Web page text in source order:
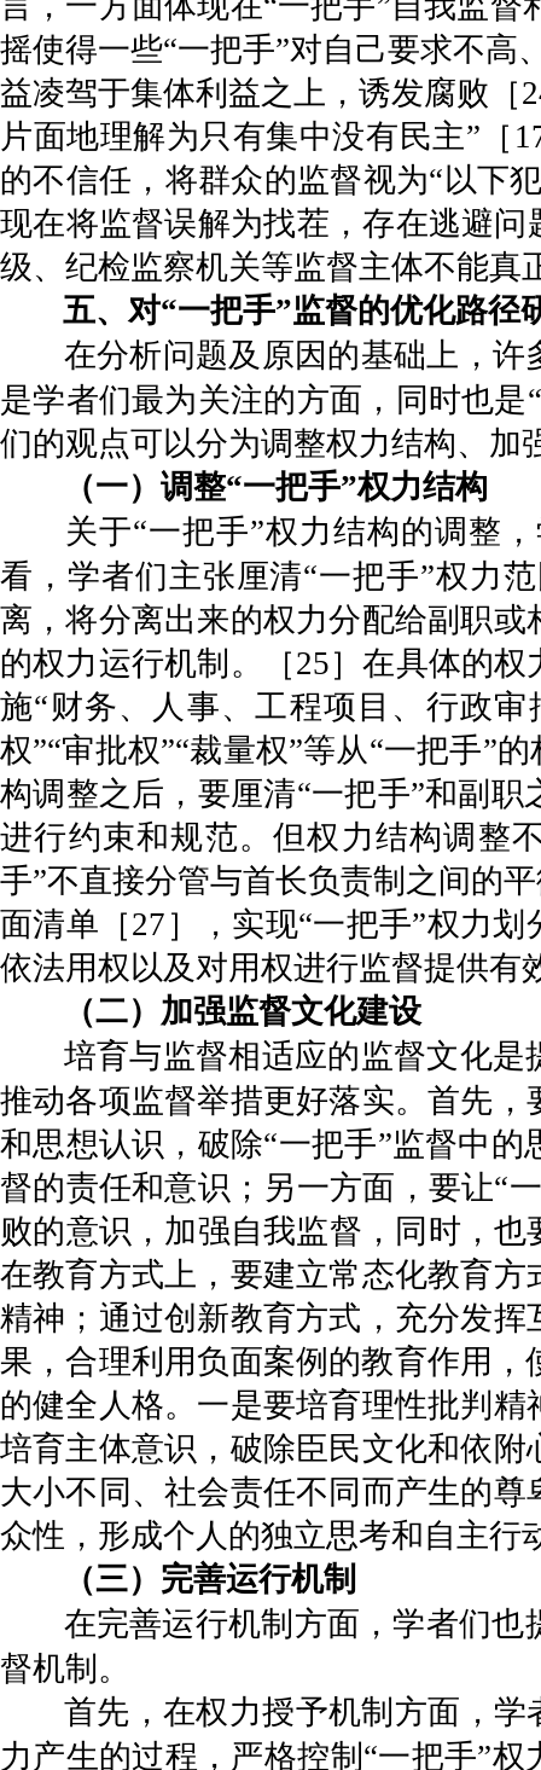
摇使得一些“一把手”对自己要求不
益凌驾于集体利益之上，诱发腐败［
片面地理解为只有集中没有民主”［
的不信任，将群众的监督视为“以下
现在将监督误解为找茬，存在逃避
级、纪检监察机关等监督主体不能真
五、对“一把手”监督的优化路径
在分析问题及原因的基础上，
是学者们最为关注的方面，同时也
们的观点可以分为调整权力结构、加
（一）调整“一把手”权力结构
关于“一把手”权力结构的调整
看，学者们主张厘清“一把手”权力
离，将分离出来的权力分配给副职
的权力运行机制。［25］在具体的
施“财务、人事、工程项目、行政
权”“审批权”“裁量权”等从“一把手”
构调整之后，要厘清“一把手”和副
进行约束和规范。但权力结构调整
手”不直接分管与首长负责制之间的
面清单［27］，实现“一把手”权力
依法用权以及对用权进行监督提供有
（二）加强监督文化建设
培育与监督相适应的监督文化
推动各项监督举措更好落实。首先
和思想认识，破除“一把手”监督中
督的责任和意识；另一方面，要让“
败的意识，加强自我监督，同时，
在教育方式上，要建立常态化教育
精神；通过创新教育方式，充分发
果，合理利用负面案例的教育作用
的健全人格。一是要培育理性批判
培育主体意识，破除臣民文化和依
大小不同、社会责任不同而产生的
众性，形成个人的独立思考和自主行
（三）完善运行机制
在完善运行机制方面，学者们
督机制。
首先，在权力授予机制方面，学
力产生的过程，严格控制“一把手”